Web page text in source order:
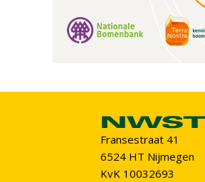
Fransestraat 41
6524 HT Nijmegen
KvK 10032693